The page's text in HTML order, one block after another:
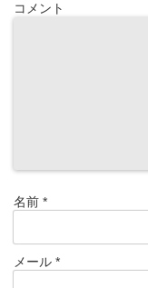
コメント
名前 *
メール *